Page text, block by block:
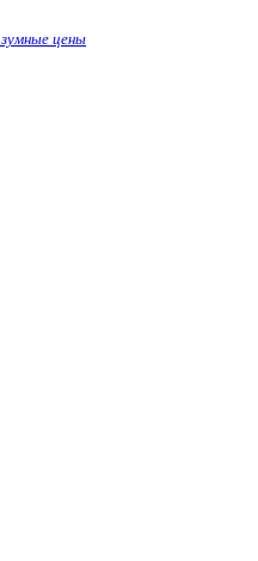
цены